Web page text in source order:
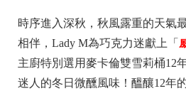
時序進入深秋，秋風露重的天氣
相伴，Lady M為巧克力迷獻上「
主廚特別選用麥卡倫雙雪莉桶12
迷人的冬日微醺風味！醞釀12年